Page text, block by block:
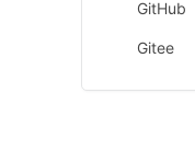
GitHub
Gitee